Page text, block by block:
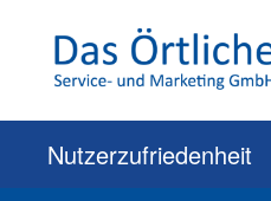
Nutzerzufriedenheit